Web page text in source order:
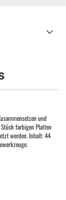
und
farbigen Platten
werden. Inhalt: 44